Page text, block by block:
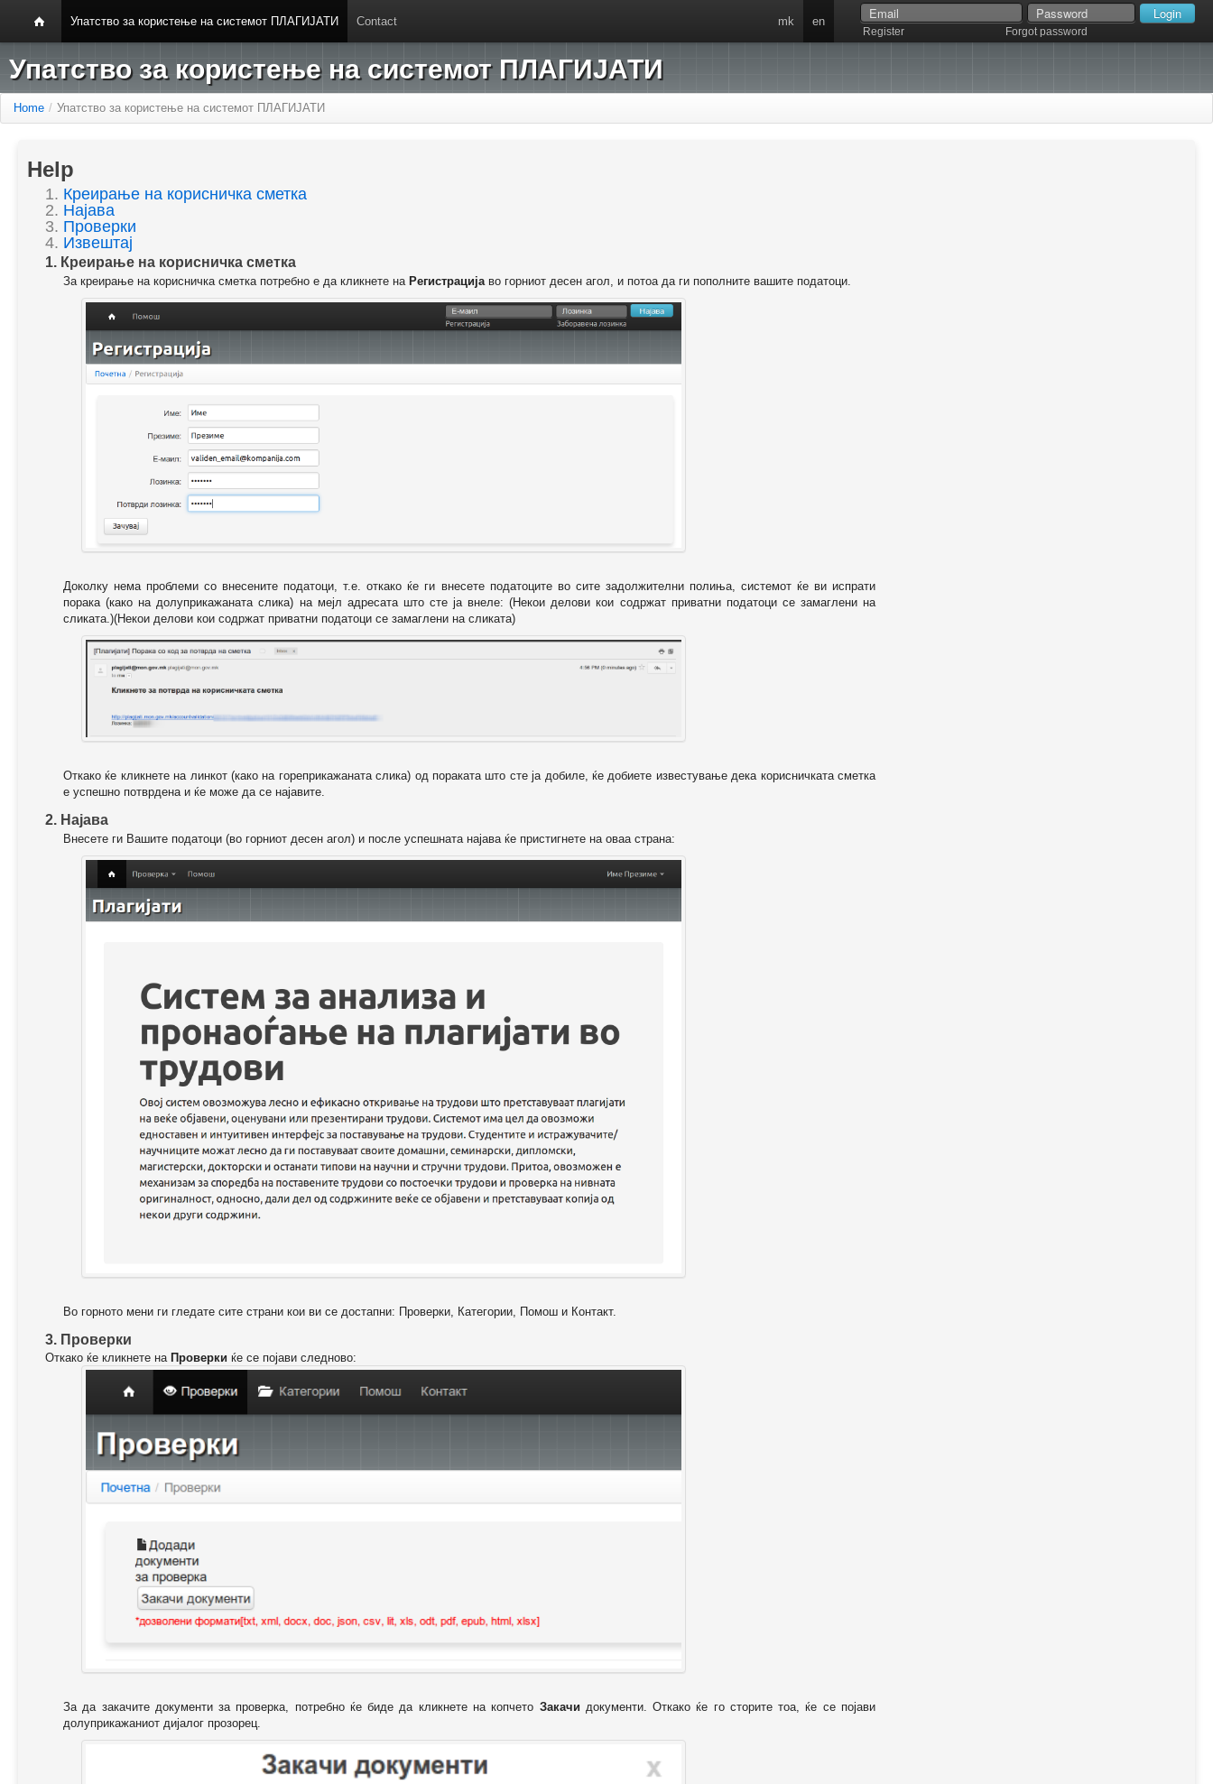
Упатство за користење на системот ПЛАГИЈАТИ Contact
Register Forgot password
mk en
Упатство за користење на системот ПЛАГИЈАТИ
Home / Упатство за користење на системот ПЛАГИЈАТИ
Help
1. Креирање на корисничка сметка
2. Најава
3. Проверки
4. Извештај
1. Креирање на корисничка сметка
За креирање на корисничка сметка потребно е да кликнете на Регистрацијаво горниот десен агол, и потоа да ги пополните вашите податоци.
Доколку нема проблеми со внесените податоци, т.е. откако ќе ги внесете податоците во сите задолжителни полиња, системот ќе ви испрати
порака (како на долуприкажаната слика) на мејл адресата што сте ја внеле: (Некои делови кои содржат приватни податоци се замаглени на
сликата.)(Некои делови кои содржат приватни податоци се замаглени на сликата)
Откако ќе кликнете на линкот (како на гореприкажаната слика) од пораката што сте ја добиле, ќе добиете известување дека корисничката сметка
е успешно потврдена и ќе може да се најавите.
2. Најава
Внесете ги Вашите податоци (во горниот десен агол) и после успешната најава ќе пристигнете на оваа страна:
Во горното мени ги гледате сите страни кои ви се достапни: Проверки, Категории, Помош и Контакт.
3. Проверки
Откако ќе кликнете на Проверки ќе се појави следново:
За да закачите документи за проверка, потребно ќе биде да кликнете на копчето Закачи документи. Откако ќе го сторите тоа, ќе се појави
долуприкажаниот дијалог прозорец.